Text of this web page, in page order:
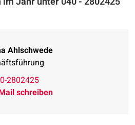
Ahlschwede
2802425
schreiben